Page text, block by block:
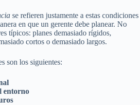
se refieren justamente a estas condiciones
en que un gerente debe planear. No
típicos: planes demasiado rígidos,
cortos o demasiado largos.
son los siguientes:
entorno